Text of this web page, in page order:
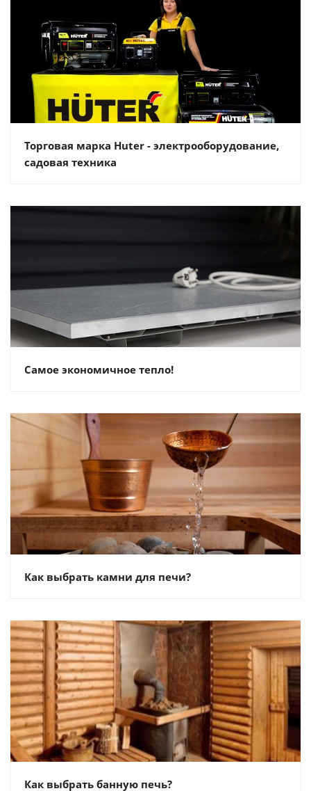
Торговая марка Huter - электрооборудование,
садовая техника
Самое экономичное тепло!
Как выбрать камни для печи?
Как выбрать банную печь?